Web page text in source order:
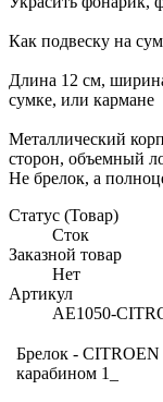
Как подвеску на
Длина 12 см,
сумке, или кармане
Металлический
сторон, объемный
Не брелок, а
Статус (Товар)
Сток
Заказной товар
Нет
Артикул
AE1050-
Брелок - CITROEN
карабином 1_